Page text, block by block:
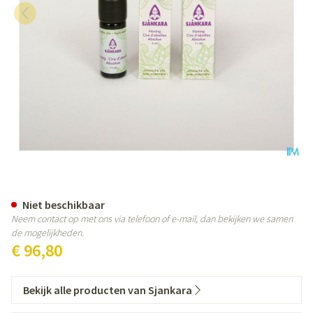
€ 96,80
Niet beschikbaar
Neem contact op met ons via telefoon of e-mail, dan bekijken we samen
de mogelijkheden.
Bekijk alle producten van Sjankara